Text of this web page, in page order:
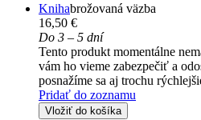
Knihabrožovaná väzba
16,50 €
Do 3 – 5 dní
Tento produkt momentálne
vám ho vieme zabezpečiť a
posnažíme sa aj trochu
Pridať do zoznamu
Vložiť do košíka